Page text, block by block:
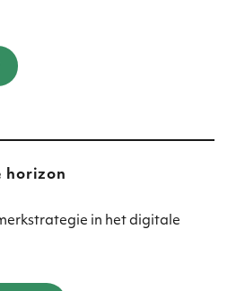
horizon
in het digitale